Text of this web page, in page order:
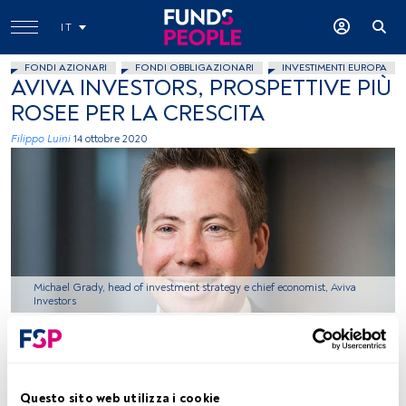
Questo sito web utilizza i cookie
IT
FONDI AZIONARI FONDI OBBLIGAZIONARI INVESTIMENTI EUROPA
AVIVA INVESTORS, PROSPETTIVE PIÙ
ROSEE PER LA CRESCITA
Filippo Luini 14 ottobre 2020
Michael Grady, head of investment strategy e chief economist, Aviva
Investors